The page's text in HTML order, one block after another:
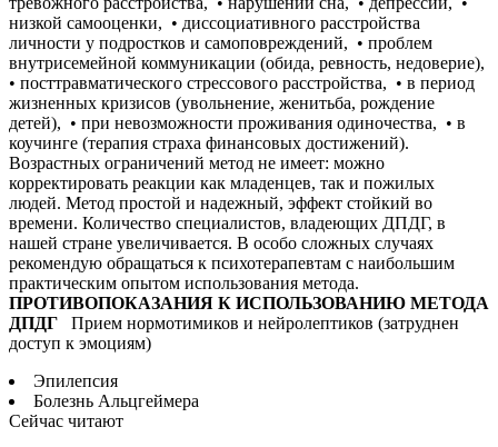
низкой самооценки, • диссоциативного расстройства
личности у подростков и самоповреждений, • проблем
внутрисемейной коммуникации (обида, ревность, недоверие),
• посттравматического стрессового расстройства, • в период
жизненных кризисов (увольнение, женитьба, рождение
детей), • при невозможности проживания одиночества, • в
коучинге (терапия страха финансовых достижений).
Возрастных ограничений метод не имеет: можно
корректировать реакции как младенцев, так и пожилых
людей. Метод простой и надежный, эффект стойкий во
времени. Количество специалистов, владеющих ДПДГ, в
нашей стране увеличивается. В особо сложных случаях
рекомендую обращаться к психотерапевтам с наибольшим
практическим опытом использования метода.
ПРОТИВОПОКАЗАНИЯ К ИСПОЛЬЗОВАНИЮ МЕТОДА
ДПДГ Прием нормотимиков и нейролептиков (затруднен
доступ к эмоциям)
Эпилепсия
Болезнь Альцгеймера
Сейчас читают